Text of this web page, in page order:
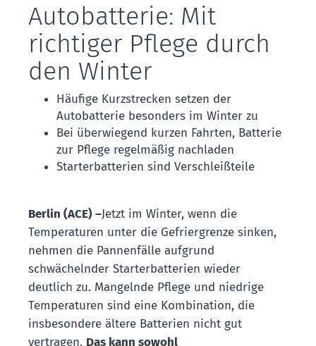
Autobatterie: Mit
richtiger Pflege durch
den Winter
Häufige Kurzstrecken setzen der
Autobatterie besonders im Winter zu
Bei überwiegend kurzen Fahrten, Batterie
zur Pflege regelmäßig nachladen
Starterbatterien sind Verschleißteile
Berlin (ACE) –Jetzt im Winter, wenn die
Temperaturen unter die Gefriergrenze sinken,
nehmen die Pannenfälle aufgrund
schwächelnder Starterbatterien wieder
deutlich zu. Mangelnde Pflege und niedrige
Temperaturen sind eine Kombination, die
insbesondere ältere Batterien nicht gut
vertragen. Das kann sowohl